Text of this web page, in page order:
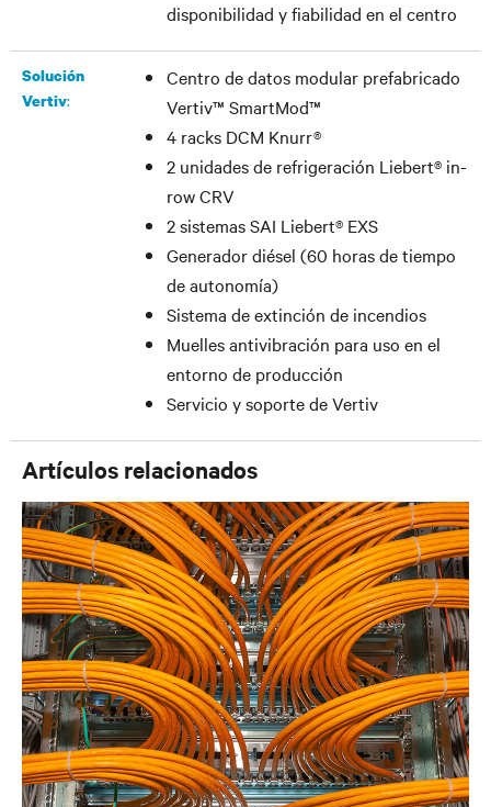
disponibilidad y fiabilidad en el centro
Solución
Vertiv:
Centro de datos modular prefabricado
Vertiv™ SmartMod™
4 racks DCM Knurr®
2 unidades de refrigeración Liebert® in-
row CRV
2 sistemas SAI Liebert® EXS
Generador diésel (60 horas de tiempo
de autonomía)
Sistema de extinción de incendios
Muelles antivibración para uso en el
entorno de producción
Servicio y soporte de Vertiv
Artículos relacionados